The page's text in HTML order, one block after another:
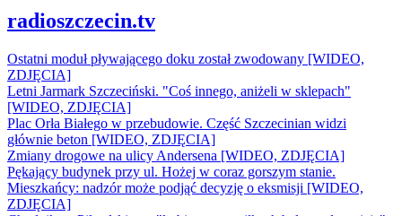
radioszczecin.tv
Ostatni moduł pływającego doku został zwodowany [WIDEO,
ZDJĘCIA]
Letni Jarmark Szczeciński. "Coś innego, aniżeli w sklepach"
[WIDEO, ZDJĘCIA]
Plac Orła Białego w przebudowie. Część Szczecinian widzi
głównie beton [WIDEO, ZDJĘCIA]
Zmiany drogowe na ulicy Andersena [WIDEO, ZDJĘCIA]
Pękający budynek przy ul. Hożej w coraz gorszym stanie.
Mieszkańcy: nadzór może podjąć decyzję o eksmisji [WIDEO,
ZDJĘCIA]